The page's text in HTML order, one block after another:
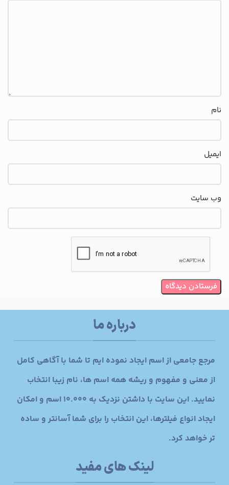
نام
ایمیل
وب‌ سایت
درباره ما
مرجع جامعی از اسم ایجاد نموده ایم تا شما با آگاهی کامل
از معنی و مفهوم و ریشه همه اسم ها، نام زیبا انتخاب
نمایید. این سایت با داشتن نزدیک به 10.000 اسم و امکان
ایجاد انواع فیلترها، این انتخاب را برای شما آسانتر و ساده
تر خواهد کرد.
لینک های مفید